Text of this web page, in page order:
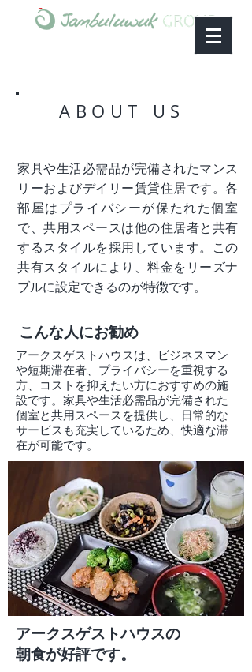
ABOUT US
家具や生活必需品が完備されたマンス
リーおよびデイリー賃貸住居です。各
部屋はプライバシーが保たれた個室
で、共用スペースは他の住居者と共有
するスタイルを採用しています。この
共有スタイルにより、料金をリーズナ
ブルに設定できるのが特徴です。
こんな人にお勧め
アークスゲストハウスは、ビジネスマン
や短期滞在者、プライバシーを重視する
方、コストを抑えたい方におすすめの施
設です。家具や生活必需品が完備された
個室と共用スペースを提供し、日常的な
サービスも充実しているため、快適な滞
在が可能です。
アークスゲストハウスの
朝食が好評です。